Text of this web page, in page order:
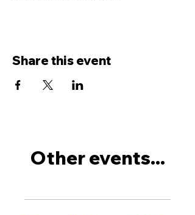
Share this event
Other events...